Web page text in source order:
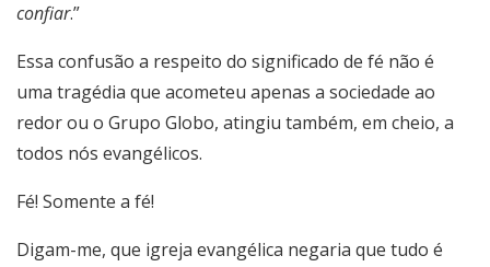
confiar.”
Essa confusão a respeito do significado de fé não é
uma tragédia que acometeu apenas a sociedade ao
redor ou o Grupo Globo, atingiu também, em cheio, a
todos nós evangélicos.
Fé! Somente a fé!
Digam-me, que igreja evangélica negaria que tudo é